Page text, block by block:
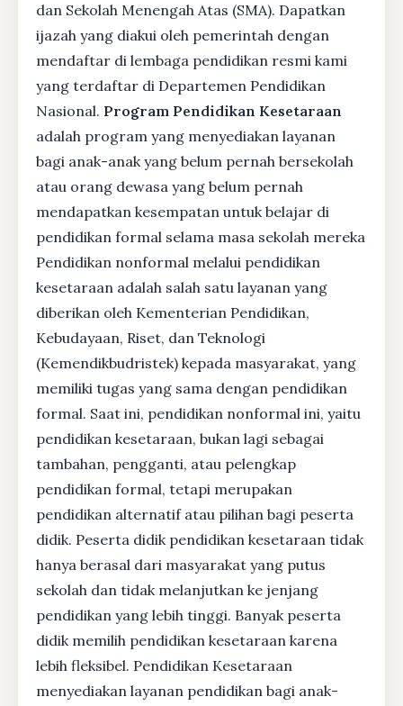
dan Sekolah Menengah Atas (SMA). Dapatkan
ijazah yang diakui oleh pemerintah dengan
mendaftar di lembaga pendidikan resmi kami
yang terdaftar di Departemen Pendidikan
Nasional. Program Pendidikan Kesetaraan
adalah program yang menyediakan layanan
bagi anak-anak yang belum pernah bersekolah
atau orang dewasa yang belum pernah
mendapatkan kesempatan untuk belajar di
pendidikan formal selama masa sekolah mereka
Pendidikan nonformal melalui pendidikan
kesetaraan adalah salah satu layanan yang
diberikan oleh Kementerian Pendidikan,
Kebudayaan, Riset, dan Teknologi
(Kemendikbudristek) kepada masyarakat, yang
memiliki tugas yang sama dengan pendidikan
formal. Saat ini, pendidikan nonformal ini, yaitu
pendidikan kesetaraan, bukan lagi sebagai
tambahan, pengganti, atau pelengkap
pendidikan formal, tetapi merupakan
pendidikan alternatif atau pilihan bagi peserta
didik. Peserta didik pendidikan kesetaraan tidak
hanya berasal dari masyarakat yang putus
sekolah dan tidak melanjutkan ke jenjang
pendidikan yang lebih tinggi. Banyak peserta
didik memilih pendidikan kesetaraan karena
lebih fleksibel. Pendidikan Kesetaraan
menyediakan layanan pendidikan bagi anak-